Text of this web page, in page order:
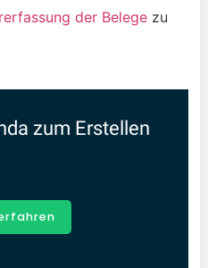
der Belegezu
zum Erstellen